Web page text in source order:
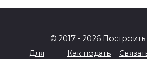
© 2017 - 2026
Для
Как подать